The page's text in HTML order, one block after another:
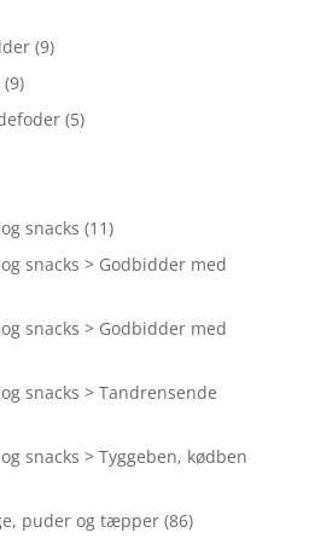
(9)
(9)
(5)
snacks (11)
snacks > Godbidder med
snacks > Godbidder med
snacks > Tandrensende
snacks > Tyggeben, kødben
puder og tæpper (86)